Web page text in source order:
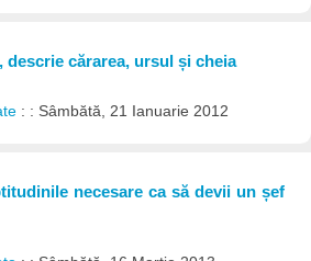
descrie cărarea, ursul și cheia
: : Sâmbătă, 21 Ianuarie 2012
necesare ca să devii un șef